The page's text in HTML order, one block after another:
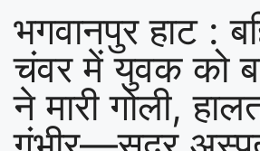
भगवानपुर हाट :
चंवर में युवक को
ने मारी गोली,